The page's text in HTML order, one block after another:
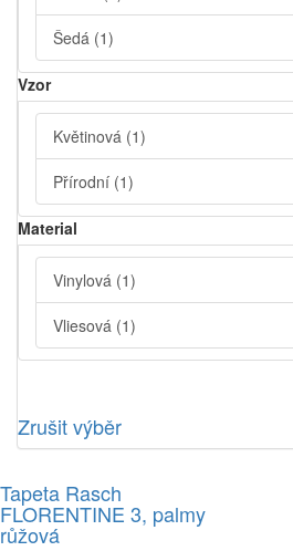
Šedá (1)
Vzor
Květinová (1)
Přírodní (1)
Material
Vinylová (1)
Vliesová (1)
Zrušit výběr
Tapeta Rasch
FLORENTINE 3, palmy
růžová